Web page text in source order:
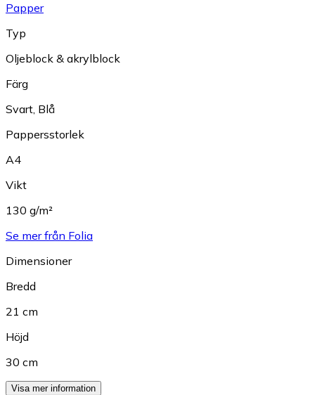
Papper
Typ
Oljeblock & akrylblock
Färg
Svart, Blå
Pappersstorlek
A4
Vikt
130 g/m²
Se mer från Folia
Dimensioner
Bredd
21 cm
Höjd
30 cm
Visa mer information